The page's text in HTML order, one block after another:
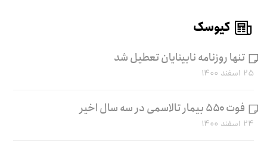
کیوسک
تنها روزنامه نابینایان تعطیل شد
۲۵ اسفند ۱۴۰۰
فوت ۵۵۰ بیمار تالاسمی در سه سال اخیر
۲۴ اسفند ۱۴۰۰